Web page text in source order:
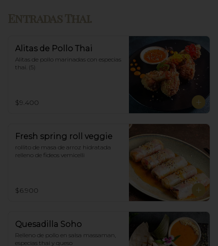
Entradas Thai.
Alitas de Pollo Thai
Alitas de pollo marinadas con especias
thai. (5)
$9.400
Fresh spring roll veggie
rollito de masa de arroz hidratada
relleno de fideos vemicelli
$6.900
Quesadilla Soho
Relleno de pollo en salsa massaman,
especias thai y queso